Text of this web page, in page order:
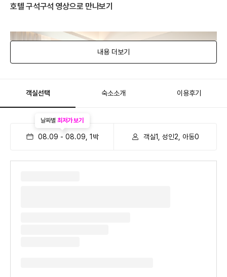
호텔 구석구석 영상으로 만나보기
내용 더보기
객실선택 숙소소개 이용후기
08.09 - 08.09 1 박
날짜별 최저가 보기
객실1, 성인2, 아동0